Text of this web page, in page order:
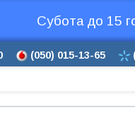
Субота до 15
(050) 015-13-65